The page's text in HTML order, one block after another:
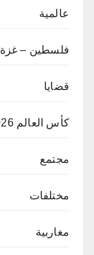
عالمية
فلسطين – غزة
قضايا
كأس العالم 2026
مجتمع
مختلفات
مغاربية